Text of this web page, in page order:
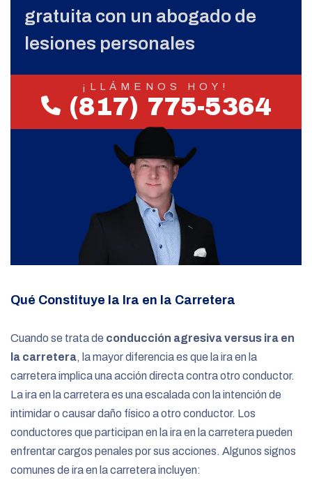
gratuita con un abogado de
lesiones personales
¡LLÁMENOS HOY!
(817) 775-5364
Qué Constituye la Ira en la Carretera
Cuando se trata de conducción agresiva versus ira en
la carretera, la mayor diferencia es que la ira en la
carretera implica una acción directa contra otro conductor.
La ira en la carretera es una escalada con la intención de
intimidar o causar daño físico a otro conductor. Los
conductores que participan en la ira en la carretera pueden
enfrentar cargos penales por sus acciones. Algunos signos
comunes de ira en la carretera incluyen: